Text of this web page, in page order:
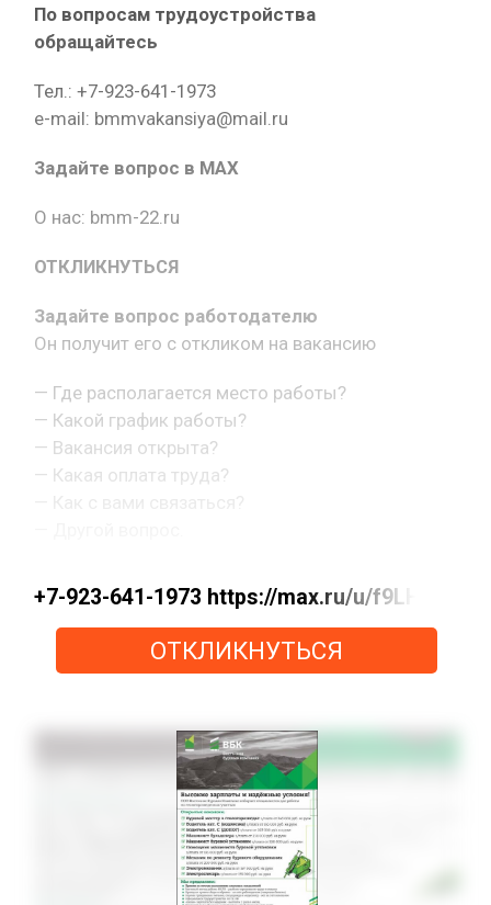
По вопросам трудоустройства
обращайтесь
Тел.: +7-923-641-1973
e-mail: bmmvakansiya@mail.ru
Задайте вопрос в MAX
О нас: bmm-22.ru
ОТКЛИКНУТЬСЯ
Задайте вопрос работодателю
Он получит его с откликом на вакансию
— Где располагается место работы?
— Какой график работы?
— Вакансия открыта?
— Какая оплата труда?
+7-923-641-1973 https://max.ru/u/
ОТКЛИКНУТЬСЯ